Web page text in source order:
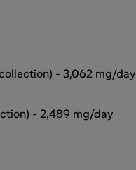
- 3,062 mg/day
- 2,489 mg/day